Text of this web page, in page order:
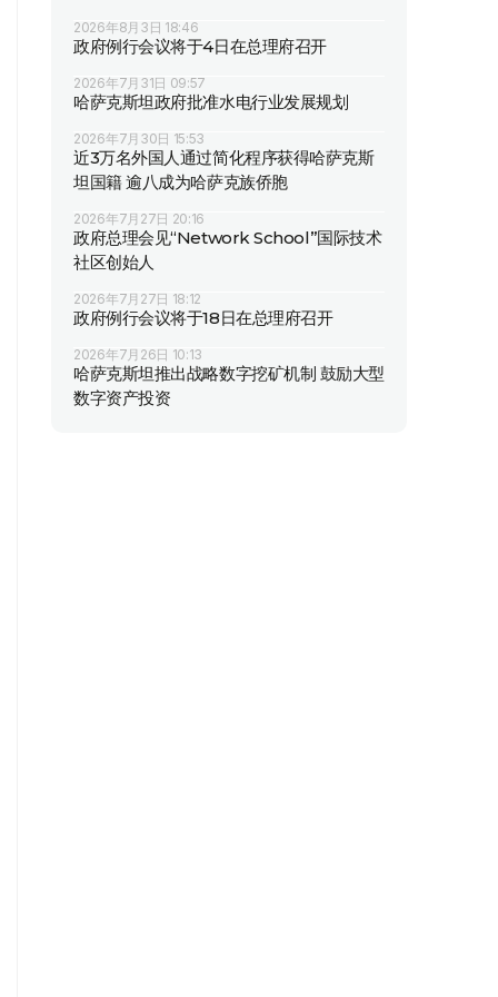
2026年8月3日 18:46
政府例行会议将于4日在总理府召开
2026年7月31日 09:57
哈萨克斯坦政府批准水电行业发展规划
2026年7月30日 15:53
近3万名外国人通过简化程序获得哈萨克斯
坦国籍 逾八成为哈萨克族侨胞
2026年7月27日 20:16
政府总理会见“Network School”国际技术
社区创始人
2026年7月27日 18:12
政府例行会议将于18日在总理府召开
2026年7月26日 10:13
哈萨克斯坦推出战略数字挖矿机制 鼓励大型
数字资产投资